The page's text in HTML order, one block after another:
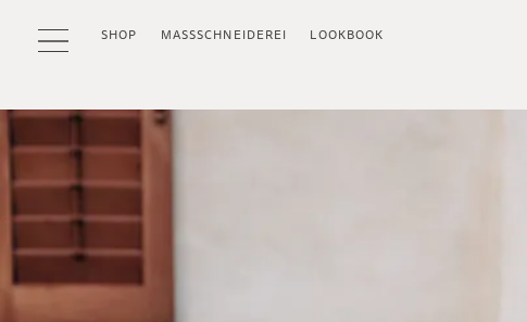
SHOP MASSSCHNEIDEREI LOOKBOOK